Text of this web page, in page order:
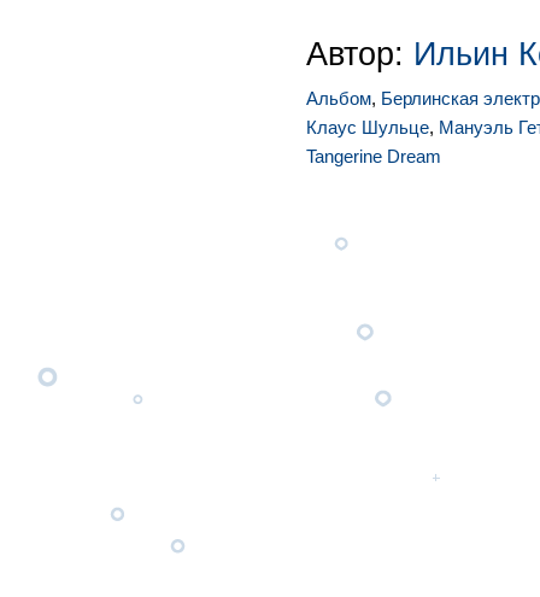
Автор: Ильин
Альбом, Берлинская
Клаус Шульце, Мануэль
Tangerine Dream